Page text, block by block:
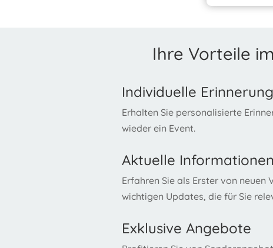
Ihre Vorteile
Individuelle
Erhalten Sie personalisierte
wieder ein Event.
Aktuelle Informationen
Erfahren Sie als Erster von
wichtigen Updates, die für Sie
Exklusive Angebote